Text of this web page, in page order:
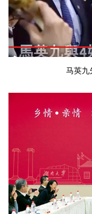
马英九